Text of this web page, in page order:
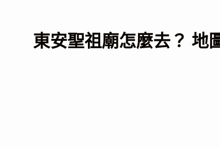
東安聖祖廟怎麼去？ 地